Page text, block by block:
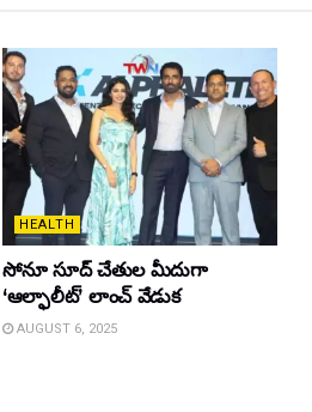
HEALTH
సోనూ సూద్ చేతుల మీదుగా
‘ఆల్ఫాలీట్’ లాంచ్ వేడుక
AUGUST 6, 2025